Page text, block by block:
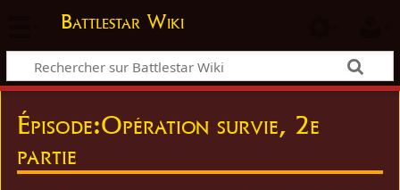
Battlestar Wiki
Épisode:Opération survie, 2e
partie